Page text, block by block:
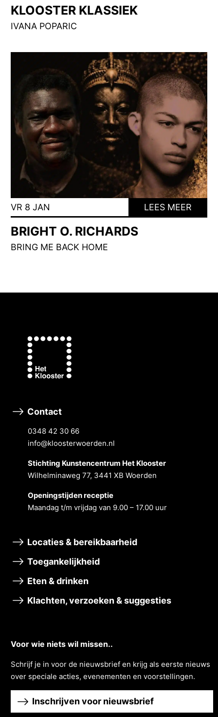
KLOOSTER KLASSIEK
IVANA POPARIC
VR 8 JAN LEES MEER
BRIGHT O. RICHARDS
BRING ME BACK HOME
Contact
0348 42 30 66
info@kloosterwoerden.nl
Stichting Kunstencentrum Het Klooster
Wilhelminaweg 77, 3441 XB Woerden
Openingstĳden receptie
Maandag t/m vrĳdag van 9.00 – 17.00 uur
Locaties & bereikbaarheid
Toegankelijkheid
Eten & drinken
Klachten, verzoeken & suggesties
Voor wie niets wil missen..
Schrĳf je in voor de nieuwsbrief en krĳg als eerste nieuws
over speciale acties, evenementen en voorstellingen.
Inschrijven voor nieuwsbrief